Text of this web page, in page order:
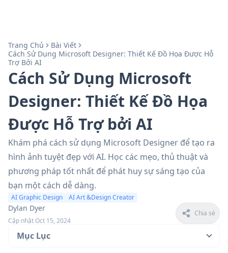
Trang Chủ
Bài Viết
Cách Sử Dụng Microsoft Designer: Thiết Kế Đồ Họa Được Hỗ
Trợ Bởi AI
Cách Sử Dụng Microsoft
Designer: Thiết Kế Đồ Họa
Được Hỗ Trợ bởi AI
Khám phá cách sử dụng Microsoft Designer để tạo ra
hình ảnh tuyệt đẹp với AI. Học các mẹo, thủ thuật và
phương pháp tốt nhất để phát huy sự sáng tạo của
bạn một cách dễ dàng.
AI Graphic Design AI Art &Design Creator
Dylan Dyer
Cập nhật Oct 15, 2024
Chia sẻ
Mục Lục